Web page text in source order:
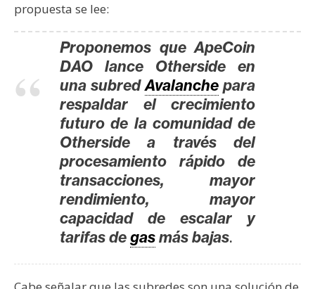
a
s
P
m
propuesta se lee:
Proponemos que ApeCoin
DAO lance Otherside en
una subredAvalanche para
respaldar el crecimiento
futuro de la comunidad de
Otherside a través del
procesamiento rápido de
transacciones, mayor
rendimiento, mayor
capacidad de escalar y
tarifas degasmás bajas.